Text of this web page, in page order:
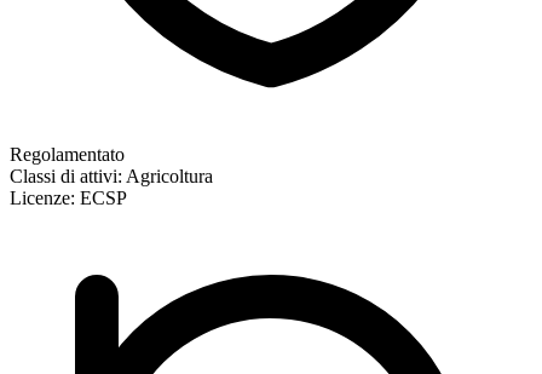
Regolamentato
Classi di attivi: Agricoltura
Licenze: ECSP